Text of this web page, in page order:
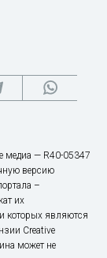
медиа — R40-05347
версию
–
их
которых являются
Creative
может не